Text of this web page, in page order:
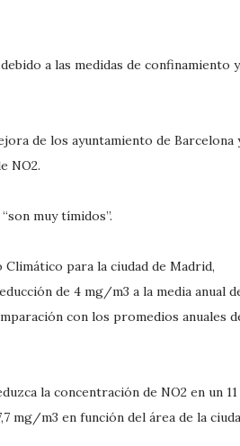
a las medidas de confinamiento
de los ayuntamiento de Barcelona
NO2.
muy tímidos”.
para la ciudad de Madrid,
de 4 mg/m3 a la media anual
con los promedios anuales
la concentración de NO2 en un 11
mg/m3 en función del área de la